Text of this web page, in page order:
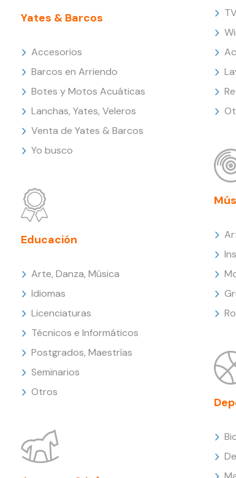
Yates & Barcos
Accesorios
Barcos en Arriendo
Botes y Motos Acuáticas
Lanchas, Yates, Veleros
Venta de Yates & Barcos
Yo busco
Educación
Arte, Danza, Música
Idiomas
Licenciaturas
Técnicos e Informáticos
Postgrados, Maestrías
Seminarios
Otros